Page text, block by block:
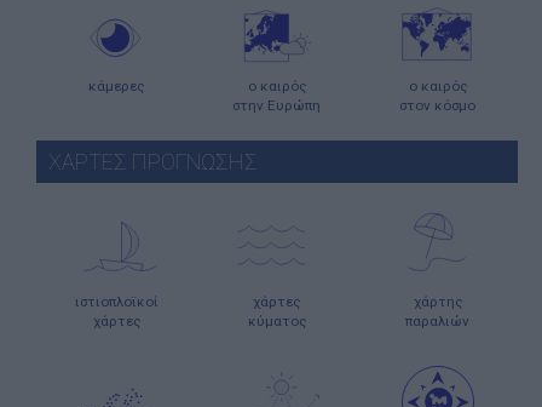
κάμερες
ο καιρός
στην Ευρώπη
ο καιρός
στον κόσμο
ΧΑΡΤΕΣ ΠΡΟΓΝΩΣΗΣ
ιστιοπλοϊκοί
χάρτες
χάρτες
κύματος
χάρτης
παραλιών